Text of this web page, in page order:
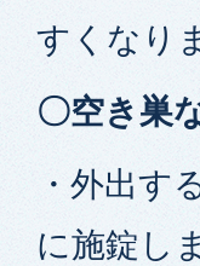
すくなり
〇空き巣
・外出す
に施錠し